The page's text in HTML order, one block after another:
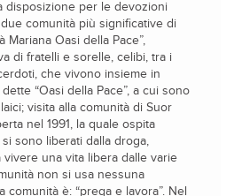
disposizione per le devozioni
comunità più significative di
Mariana Oasi della Pace”,
di fratelli e sorelle, celibi, tra i
che vivono insieme in
“Oasi della Pace”, a cui sono
visita alla comunità di Suor
nel 1991, la quale ospita
sono liberati dalla droga,
vivere una vita libera dalle varie
non si usa nessuna
comunità è: “prega e lavora”. Nel